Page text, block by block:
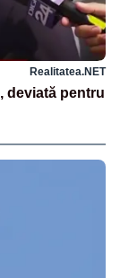
Realitatea.NET
deviată pentru